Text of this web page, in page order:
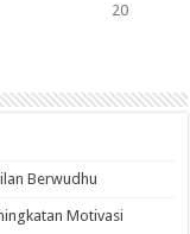
20
Berwudhu
Motivasi